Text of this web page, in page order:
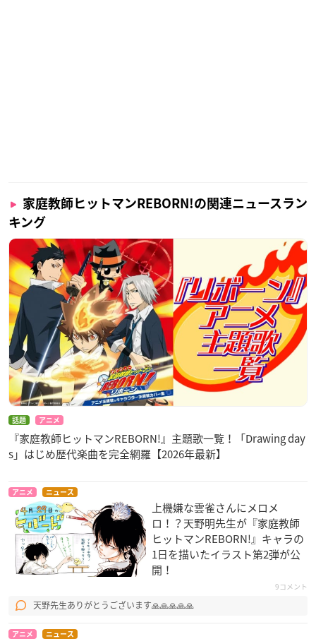
家庭教師ヒットマンREBORN!の関連ニュースラン
キング
話題 アニメ
『家庭教師ヒットマンREBORN!』主題歌一覧！「Drawing day
s」はじめ歴代楽曲を完全網羅【2026年最新】
アニメ ニュース
上機嫌な雲雀さんにメロメ
ロ！？天野明先生​が『家庭教師
ヒットマンREBORN!』キャラの
1日を描いたイラスト第2弾が公
開！
9コメント
天野先生ありがとうございます🙏🙏🙏🙏🙏
アニメ ニュース